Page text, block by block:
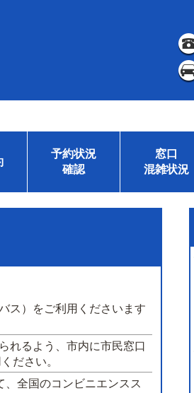
予約状況
確認
窓口
混雑状況
ス）をご利用くださいます
れるよう、市内に市民窓口
ださい。
、全国のコンビニエンスス